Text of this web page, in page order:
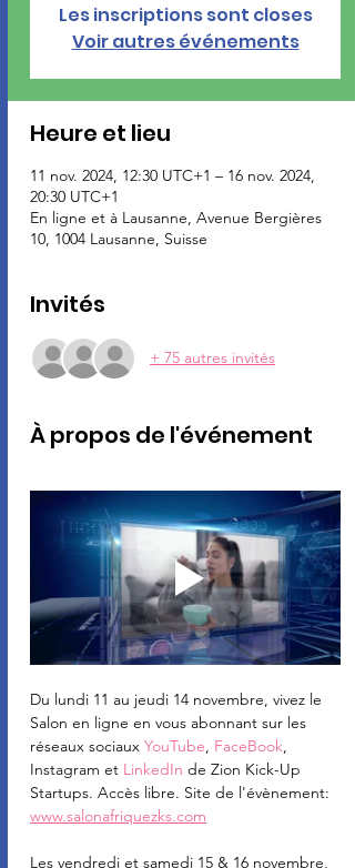
Les inscriptions sont closes
Voir autres événements
Heure et lieu
11 nov. 2024, 12:30 UTC+1 – 16 nov. 2024,
20:30 UTC+1
En ligne et à Lausanne, Avenue Bergières
10, 1004 Lausanne, Suisse
Invités
+ 75 autres invités
À propos de l'événement
Du lundi 11 au jeudi 14 novembre, vivez le
Salon en ligne en vous abonnant sur les
réseaux sociaux YouTube, FaceBook,
Instagram et LinkedIn de Zion Kick-Up
Startups. Accès libre. Site de l'évènement:
www.salonafriquezks.com
Les vendredi et samedi 15 & 16 novembre,